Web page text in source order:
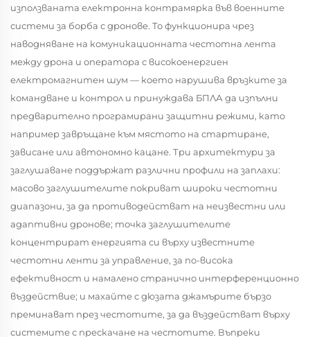
използваната електронна контрамярка във военните
системи за борба с дронове. То функционира чрез
наводняване на комуникационната честотна лента
между дрона и оператора с високоенергиен
електромагнитен шум — което нарушива връзките за
командване и контрол и принуждава БПЛА да изпълни
предварително програмирани защитни режими, като
например завръщане към мястото на стартиране,
зависане или автономно кацане. Три архитектури за
заглушаване поддържат различни профили на заплахи:
масовозаглушителите покриват широки честотни
диапазони, за да противодействат на неизвестни или
адаптивни дронове; точка заглушителите
концентрират енергията си върху известните
честотни ленти за управление, за по-висока
ефективност и намалено странично интерференционно
въздействие; и махайте с дюзата джамърите бързо
преминават през честотите, за да въздействат върху
системите с прескачане на честотите. Въпреки